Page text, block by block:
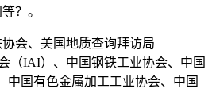
？。
、美国地质查询拜访局
（IAI）、中国钢铁工业协会、中国
中国有色金属加工工业协会、中国